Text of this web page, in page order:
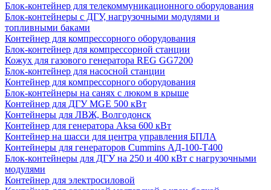
Блок-контейнер для телекоммуникационного оборудования
Блок-контейнеры с ДГУ, нагрузочными модулями и
топливными баками
Контейнер для компрессорного оборудования
Блок-контейнер для компрессорной станции
Кожух для газового генератора REG GG7200
Блок-контейнер для насосной станции
Контейнер для компрессорного оборудования
Блок-контейнеры на санях с люком в крыше
Контейнер для ДГУ MGE 500 кВт
Контейнеры для ЛВЖ, Волгодонск
Контейнер для генератора Aksa 600 кВт
Контейнер на шасси для центра управления БПЛА
Контейнеры для генераторов Cummins АД-100-Т400
Блок-контейнеры для ДГУ на 250 и 400 кВт с нагрузочными
модулями
Контейнер для электросиловой